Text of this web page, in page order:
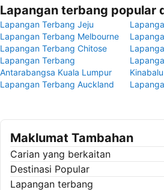
Lapangan terbang popular
Lapangan Terbang Jeju
Lapangan Terbang Melbourne
Lapangan Terbang Chitose
Lapangan Terbang
Antarabangsa Kuala Lumpur
Kinabalu
Lapangan Terbang Auckland
Maklumat Tambahan
Carian yang berkaitan
Destinasi Popular
Lapangan terbang